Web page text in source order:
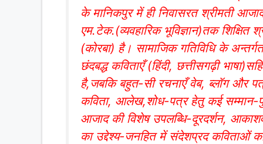
के मानिकपुर में ही निवासरत श्रीमती
एम.टेक.(व्यवहारिक भूविज्ञान)तक शिक्षित
(कोरबा) है। सामाजिक गतिविधि के
छंदबद्ध कविताएँ (हिंदी, छत्तीसगढ़ी
है,जबकि बहुत-सी रचनाएँ वेब, ब्लॉग और
कविता, आलेख,शोध-पत्र हेतु कई सम्मान-
आजाद की विशेष उपलब्धि-दूरदर्शन,
का उद्देश्य-जनहित में संदेशप्रद कविताओं